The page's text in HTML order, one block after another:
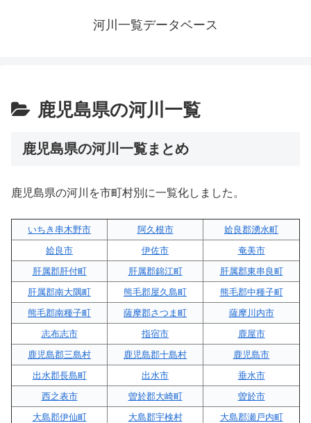
河川一覧データベース
鹿児島県の河川一覧
鹿児島県の河川一覧まとめ
鹿児島県の河川を市町村別に一覧化しました。
いちき串木野市 阿久根市
姶良郡湧水町
姶良市
伊佐市
奄美市
肝属郡肝付町
肝属郡錦江町
肝属郡東串良町
肝属郡南大隅町
熊毛郡屋久島町
熊毛郡中種子町
熊毛郡南種子町
薩摩郡さつま町
薩摩川内市
志布志市
指宿市
鹿屋市
鹿児島郡三島村
鹿児島郡十島村
鹿児島市
出水郡長島町
出水市
垂水市
西之表市
曽於郡大崎町
曽於市
大島郡伊仙町
大島郡宇検村
大島郡瀬戸内町